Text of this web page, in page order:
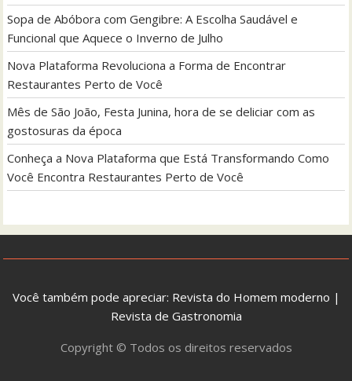
Sopa de Abóbora com Gengibre: A Escolha Saudável e
Funcional que Aquece o Inverno de Julho
Nova Plataforma Revoluciona a Forma de Encontrar
Restaurantes Perto de Você
Mês de São João, Festa Junina, hora de se deliciar com as
gostosuras da época
Conheça a Nova Plataforma que Está Transformando Como
Você Encontra Restaurantes Perto de Você
Você também pode apreciar: Revista do Homem moderno |
Revista de Gastronomia
Copyright © Todos os direitos reservados